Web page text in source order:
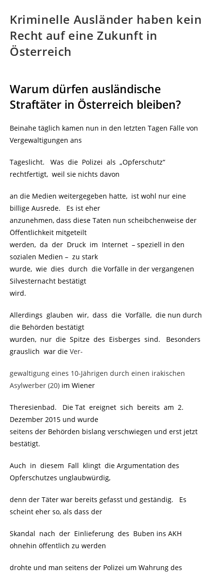
Kriminelle Ausländer haben kein
Recht auf eine Zukunft in
Österreich
Warum dürfen ausländische
Straftäter in Österreich bleiben?
Beinahe täglich kamen nun in den letzten Tagen Fälle von
Vergewaltigungen ans
Tageslicht. Was die Polizei als „Opferschutz“
rechtfertigt, weil sie nichts davon
an die Medien weitergegeben hatte, ist wohl nur eine
billige Ausrede. Es ist eher
anzunehmen, dass diese Taten nun scheibchenweise der
Öffentlichkeit mitgeteilt
werden, da der Druck im Internet – speziell in den
sozialen Medien – zu stark
wurde, wie dies durch die Vorfälle in der vergangenen
Silvesternacht bestätigt
wird.
Allerdings glauben wir, dass die Vorfälle, die nun durch
die Behörden bestätigt
wurden, nur die Spitze des Eisberges sind. Besonders
grauslich war die Ver-
gewaltigung eines 10-Jährigen durch einen irakischen
Asylwerber (20) im Wiener
Theresienbad. Die Tat ereignet sich bereits am 2.
Dezember 2015 und wurde
seitens der Behörden bislang verschwiegen und erst jetzt
bestätigt.
Auch in diesem Fall klingt die Argumentation des
Opferschutzes unglaubwürdig,
denn der Täter war bereits gefasst und geständig. Es
scheint eher so, als dass der
Skandal nach der Einlieferung des Buben ins AKH
ohnehin öffentlich zu werden
drohte und man seitens der Polizei um Wahrung des